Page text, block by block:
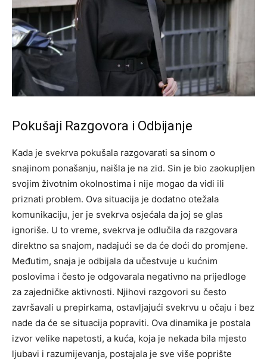
Pokušaji Razgovora i Odbijanje
Kada je svekrva pokušala razgovarati sa sinom o
snajinom ponašanju, naišla je na zid. Sin je bio zaokupljen
svojim životnim okolnostima i nije mogao da vidi ili
priznati problem. Ova situacija je dodatno otežala
komunikaciju, jer je svekrva osjećala da joj se glas
ignoriše. U to vreme, svekrva je odlučila da razgovara
direktno sa snajom, nadajući se da će doći do promjene.
Međutim, snaja je odbijala da učestvuje u kućnim
poslovima i često je odgovarala negativno na prijedloge
za zajedničke aktivnosti. Njihovi razgovori su često
završavali u prepirkama, ostavljajući svekrvu u očaju i bez
nade da će se situacija popraviti. Ova dinamika je postala
izvor velike napetosti, a kuća, koja je nekada bila mjesto
ljubavi i razumijevanja, postajala je sve više poprište